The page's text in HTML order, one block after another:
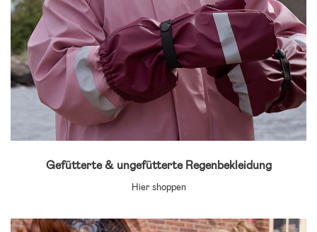
Gefütterte & ungefütterte Regenbekleidung
Hier shoppen